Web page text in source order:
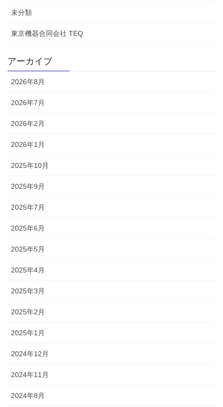
未分類
東京機器合同会社 TEQ
アーカイブ
2026年8月
2026年7月
2026年2月
2026年1月
2025年10月
2025年9月
2025年7月
2025年6月
2025年5月
2025年4月
2025年3月
2025年2月
2025年1月
2024年12月
2024年11月
2024年8月